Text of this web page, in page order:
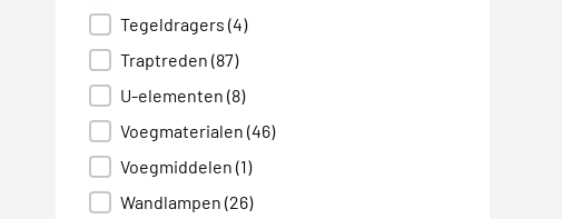
Tegeldragers (4)
Traptreden (87)
U-elementen (8)
Voegmaterialen (46)
Voegmiddelen (1)
Wandlampen (26)